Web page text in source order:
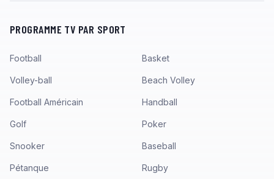
PROGRAMME TV PAR SPORT
Football Basket
Volley-ball Beach Volley
Football Américain Handball
Golf Poker
Snooker Baseball
Pétanque Rugby